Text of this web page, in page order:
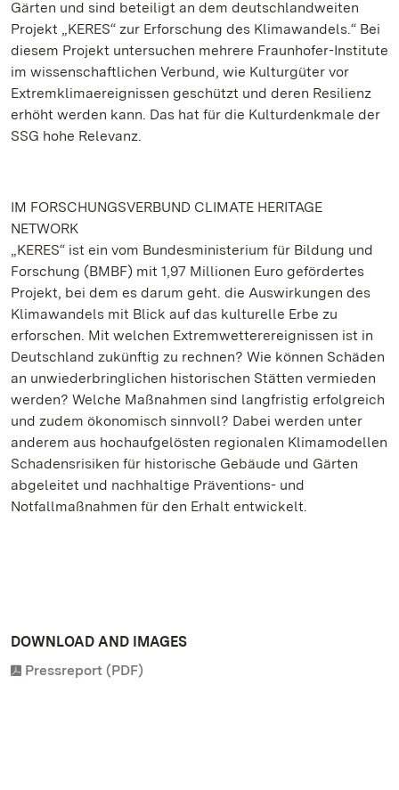
Gärten und sind beteiligt an dem deutschlandweiten
Projekt „KERES“ zur Erforschung des Klimawandels.“ Bei
diesem Projekt untersuchen mehrere Fraunhofer-Institute
im wissenschaftlichen Verbund, wie Kulturgüter vor
Extremklimaereignissen geschützt und deren Resilienz
erhöht werden kann. Das hat für die Kulturdenkmale der
SSG hohe Relevanz.
IM FORSCHUNGSVERBUND CLIMATE HERITAGE
NETWORK
„KERES“ ist ein vom Bundesministerium für Bildung und
Forschung (BMBF) mit 1,97 Millionen Euro gefördertes
Projekt, bei dem es darum geht. die Auswirkungen des
Klimawandels mit Blick auf das kulturelle Erbe zu
erforschen. Mit welchen Extremwetterereignissen ist in
Deutschland zukünftig zu rechnen? Wie können Schäden
an unwiederbringlichen historischen Stätten vermieden
werden? Welche Maßnahmen sind langfristig erfolgreich
und zudem ökonomisch sinnvoll? Dabei werden unter
anderem aus hochaufgelösten regionalen Klimamodellen
Schadensrisiken für historische Gebäude und Gärten
abgeleitet und nachhaltige Präventions- und
Notfallmaßnahmen für den Erhalt entwickelt.
DOWNLOAD AND IMAGES
Pressreport (PDF)